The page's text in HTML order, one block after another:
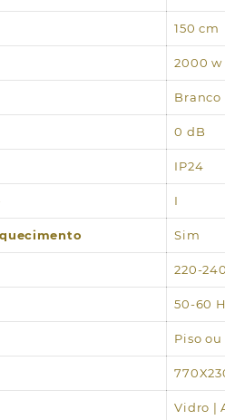
150 cm
2000 w
Branco
0 dB
IP24
I
Sim
220-
50-60
Piso
Vidro |